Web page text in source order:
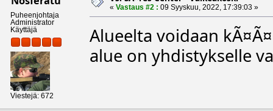
Puheenjohtaja
Administrator
Käyttäjä
Viestejä: 672
« Vastaus #2 : 09 Syyskuu, 2022, 17:39:03 »
Alueelta voidaan
alue on yhdistykselle